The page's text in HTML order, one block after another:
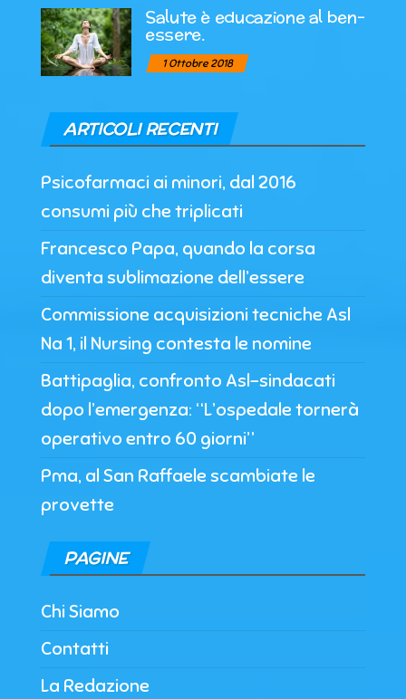
Salute è educazione al ben-
essere.
1 Ottobre 2018
ARTICOLI RECENTI
Psicofarmaci ai minori, dal 2016
consumi più che triplicati
Francesco Papa, quando la corsa
diventa sublimazione dell’essere
Commissione acquisizioni tecniche Asl
Na 1, il Nursing contesta le nomine
Battipaglia, confronto Asl-sindacati
dopo l’emergenza: “L’ospedale tornerà
operativo entro 60 giorni”
Pma, al San Raffaele scambiate le
provette
PAGINE
Chi Siamo
Contatti
La Redazione